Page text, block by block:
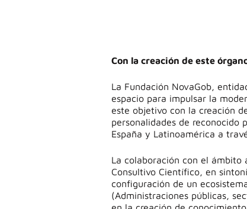
Con la creación de este
La Fundación NovaGob,
espacio para impulsar la
este objetivo con la creación
personalidades de reconocido
España y Latinoamérica a
La colaboración con el ámbito
Consultivo Científico, en
configuración de un
(Administraciones públicas,